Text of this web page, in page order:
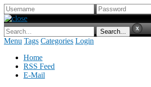
Menu Tags Categories Login
Home
RSS Feed
E-Mail